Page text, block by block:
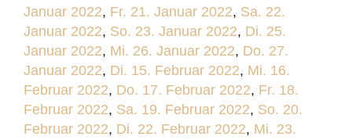
Januar 2022, Fr. 21. Januar 2022, Sa. 22.
Januar 2022, So. 23. Januar 2022, Di. 25.
Januar 2022, Mi. 26. Januar 2022, Do. 27.
Januar 2022, Di. 15. Februar 2022, Mi. 16.
Februar 2022, Do. 17. Februar 2022, Fr. 18.
Februar 2022, Sa. 19. Februar 2022, So. 20.
Februar 2022, Di. 22. Februar 2022, Mi. 23.